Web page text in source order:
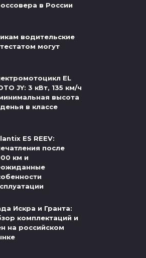
в России
водительские
могут
EL
JY: 3 кВт, 135 км/ч
высота
в классе
ES REEV:
после
км и
Искра и Гранта:
комплектаций и
на российском